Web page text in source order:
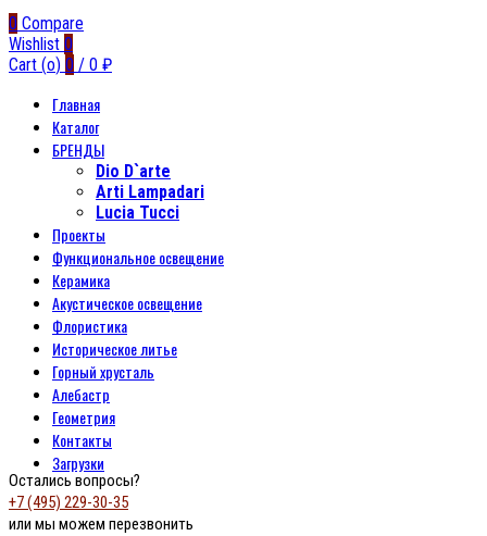
0 Compare
Wishlist 0
Cart (o) 0 / 0 ₽
Главная
Каталог
БРЕНДЫ
Dio D`arte
Arti Lampadari
Lucia Tucci
Проекты
Функциональное освещение
Керамика
Акустическое освещение
Флористика
Историческое литье
Горный хрусталь
Алебастр
Геометрия
Контакты
Загрузки
Остались вопросы?
+7 (495) 229-30-35
или мы можем перезвонить